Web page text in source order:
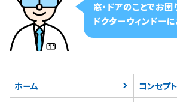
窓・ドアのことでお困
ドクターウィンドーに
ホーム
コンセプト